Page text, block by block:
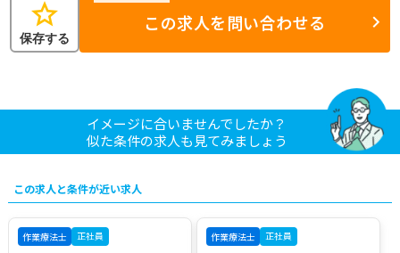
star
保存する
この求人を問い合わせる
イメージに合いませんでしたか？
似た条件の求人も見てみましょう
この求人と条件が近い求人
作業療法士 正社員 作業療法士 正社員